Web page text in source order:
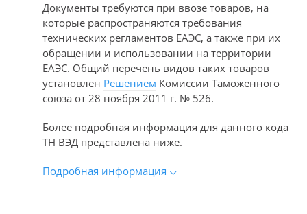
Документы требуются при ввозе товаров, на
которые распространяются требования
технических регламентов ЕАЭС, а также при их
обращении и использовании на территории
ЕАЭС. Общий перечень видов таких товаров
установлен Решением Комиссии Таможенного
союза от 28 ноября 2011 г. № 526.
Более подробная информация для данного кода
ТН ВЭД представлена ниже.
Подробная информация